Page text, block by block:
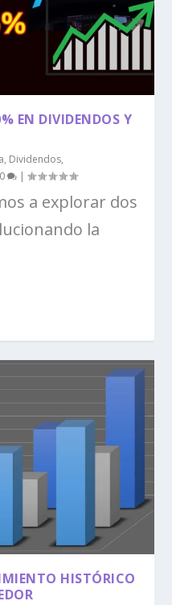
EN DIVIDENDOS Y
, Dividendos,
0 |
a explorar dos
la
HISTÓRICO